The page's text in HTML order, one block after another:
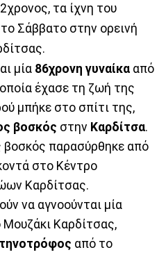
τα ίχνη του
Σάββατο στην ορεινή
μία 86χρονη γυναίκα από
έχασε τη ζωή της
μπήκε στο σπίτι της,
βοσκός στην Καρδίτσα.
βοσκός παρασύρθηκε από
στο Κέντρο
Καρδίτσας.
να αγνοούνται μία
Μουζάκι Καρδίτσας,
από το